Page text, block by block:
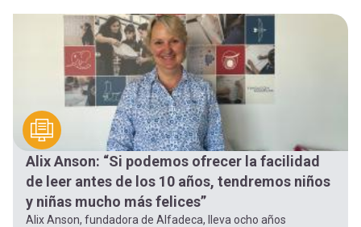
Alix Anson: “Si podemos ofrecer la facilidad
de leer antes de los 10 años, tendremos niños
y niñas mucho más felices”
Alix Anson, fundadora de Alfadeca, lleva ocho años